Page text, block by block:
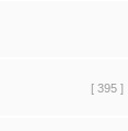
[ 395 ]